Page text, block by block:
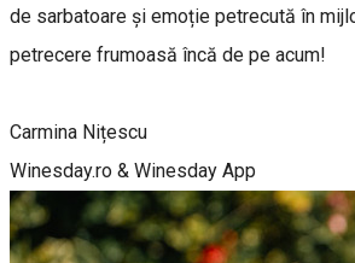
de sarbatoare și emoție petrecută în
petrecere frumoasă încă de pe acum!
Carmina Nițescu
Winesday.ro & Winesday App